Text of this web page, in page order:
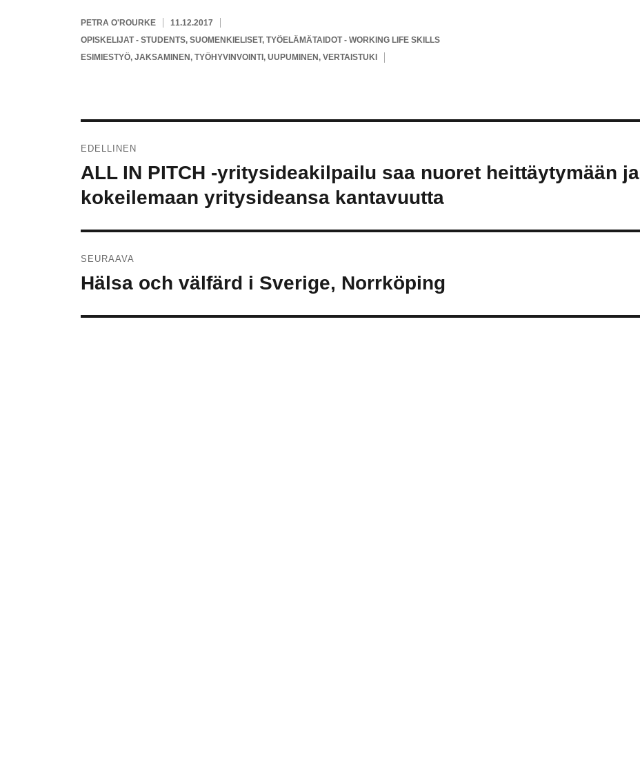
KIRJOITTAJA
PETRA O'ROURKE JULKAISTU
11.12.2017
KATEGORIAT
OPISKELIJAT - STUDENTS, SUOMENKIELISET, TYÖELÄMÄTAIDOT - WORKING LIFE SKILLS
AVAINSANAT
ESIMIESTYÖ, JAKSAMINEN, TYÖHYVINVOINTI, UUPUMINEN, VERTAISTUKI
selaus
EDELLINEN
Edellinen
artikkeli:
ALL IN PITCH -yritysideakilpailu saa nuoret heittäytymään ja
kokeilemaan yritysideansa kantavuutta
SEURAAVA
Seuraava
Hälsa och välfärd i Sverige, Norrköping